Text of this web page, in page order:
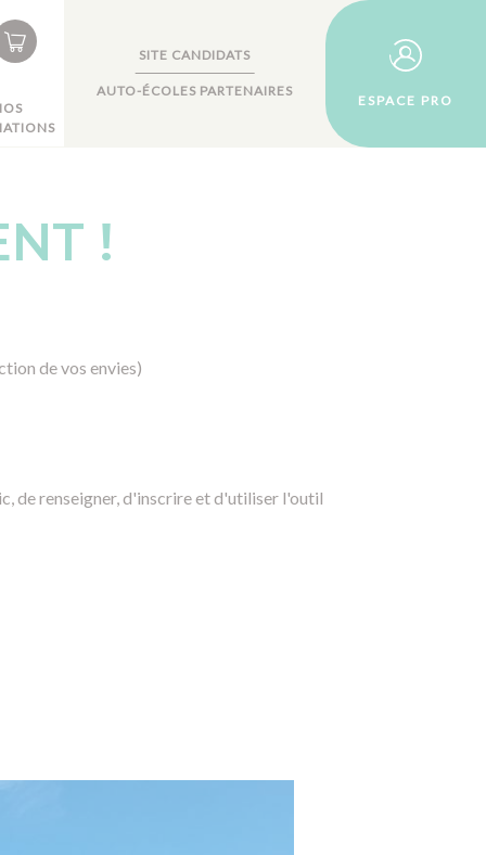
SITE CANDIDATS
AUTO-ÉCOLES PARTENAIRES
ESPACE PRO
!
de vos envies)
de renseigner, d'inscrire et d'utiliser l'outil